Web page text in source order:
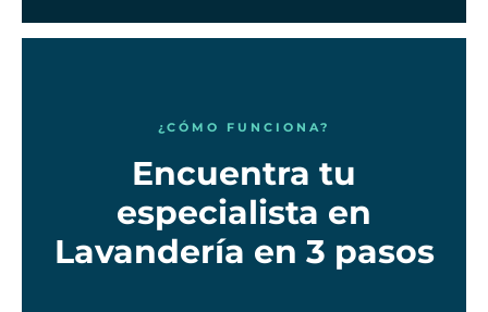
¿CÓMO FUNCIONA?
Encuentra tu
especialista en
Lavandería en 3 pasos